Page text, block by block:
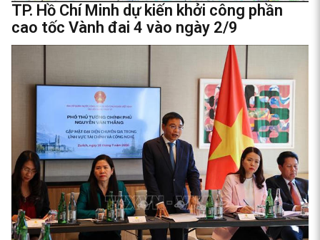
TP. Hồ Chí Minh dự kiến khởi công phần
cao tốc Vành đai 4 vào ngày 2/9